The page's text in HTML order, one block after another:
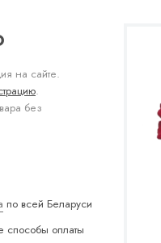
на сайте.
.
без
по всей Беларуси
оплаты